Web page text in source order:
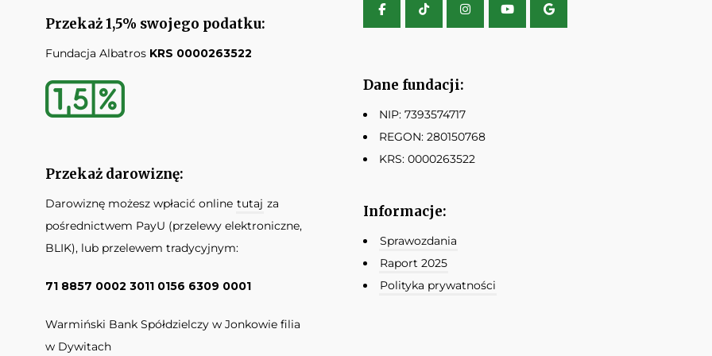
Przekaż 1,5% swojego podatku:
Fundacja Albatros KRS 0000263522
Przekaż darowiznę:
Darowiznę możesz wpłacić online tutaj za
pośrednictwem PayU (przelewy elektroniczne,
BLIK), lub przelewem tradycyjnym:
71 8857 0002 3011 0156 6309 0001
Warmiński Bank Spółdzielczy w Jonkowie filia
w Dywitach
Dane fundacji:
NIP: 7393574717
REGON: 280150768
KRS: 0000263522
Informacje:
Sprawozdania
Raport 2025
Polityka prywatności